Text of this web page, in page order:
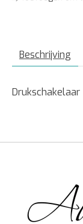
Beschrijving